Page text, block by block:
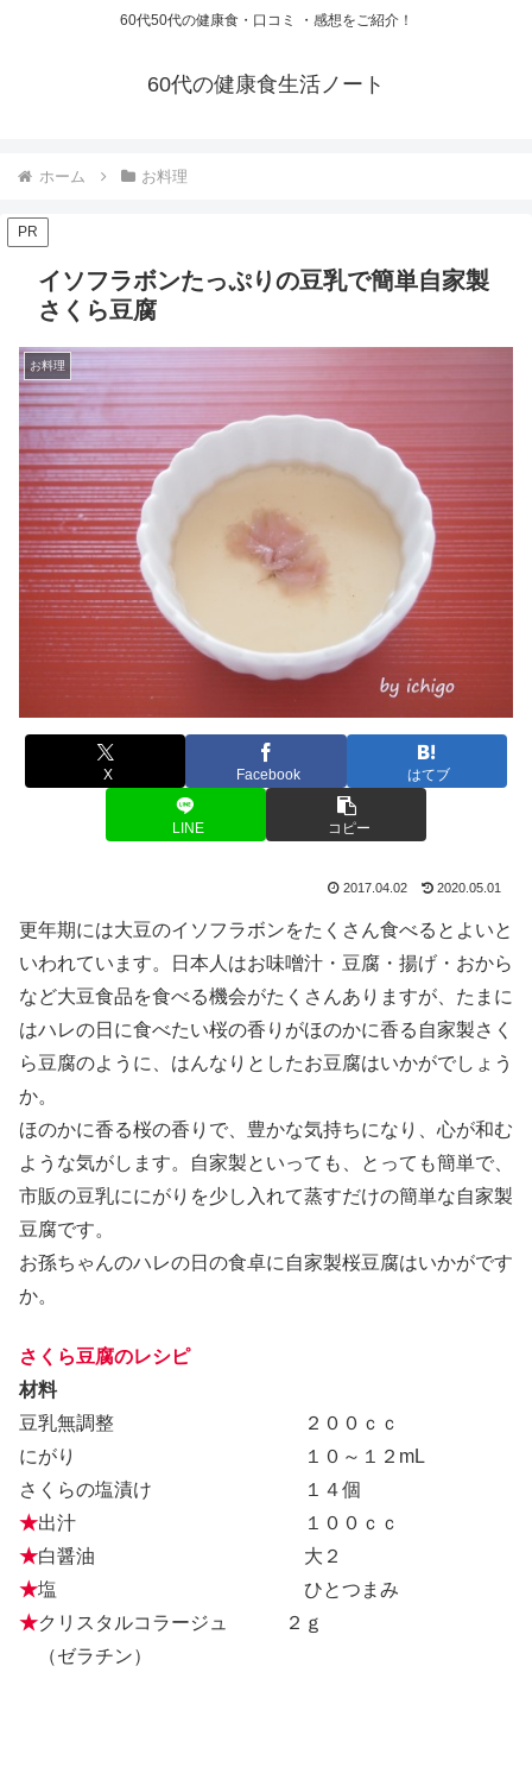
60代50代の健康食・口コミ ・感想をご紹介！
60代の健康食生活ノート
ホーム お料理
PR
イソフラボンたっぷりの豆乳で簡単自家製
さくら豆腐
お料理
X Facebook はてブ
LINE コピー
2017.04.02 2020.05.01
更年期には大豆のイソフラボンをたくさん食べるとよいと
いわれています。日本人はお味噌汁・豆腐・揚げ・おから
など大豆食品を食べる機会がたくさんありますが、たまに
はハレの日に食べたい桜の香りがほのかに香る自家製さく
ら豆腐のように、はんなりとしたお豆腐はいかがでしょう
か。
ほのかに香る桜の香りで、豊かな気持ちになり、心が和む
ような気がします。自家製といっても、とっても簡単で、
市販の豆乳ににがりを少し入れて蒸すだけの簡単な自家製
豆腐です。
お孫ちゃんのハレの日の食卓に自家製桜豆腐はいかがです
か。
さくら豆腐のレシピ
材料
豆乳無調整 ２００ｃｃ
にがり １０～１２mL
さくらの塩漬け １４個
★出汁 １００ｃｃ
★白醤油 大２
★塩 ひとつまみ
★クリスタルコラージュ ２ｇ
（ゼラチン）